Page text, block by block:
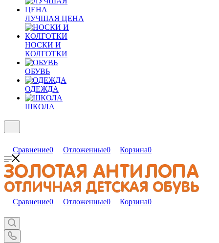
ЛУЧШАЯ ЦЕНА
НОСКИ И
КОЛГОТКИ
ОБУВЬ
ОДЕЖДА
ШКОЛА
Сравнение0 Отложенные0 Корзина0
Сравнение0 Отложенные0 Корзина0